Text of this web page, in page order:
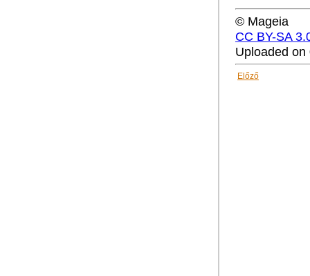
© Mageia
CC BY-SA
Uploaded
Előző